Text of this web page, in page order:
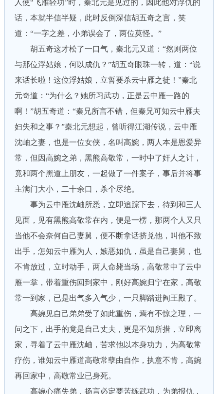
人使“飞雁轻功”时，秦北元是见过的，因此他对浮仇的
话，本就半信半疑，此时反倒深信胡五奇之言，笑
道：“一字之差，小弟误会了，两位莫怪。”
胡五奇这才松了一口气，秦北元又道：“然则两位
与那位浮姑娘，何以成仇？”胡五奇眼珠一转，道：“说
来话长啦！这位浮姑娘，立誓要杀云中雁之徒！”秦北
元奇道：“为什么？她所习武功，正是云中雁一路的
啊！”胡五奇道：“秦兄所言不错，但秦兄可知云中雁夫
妇失和之事？”秦北元想起，曾听得江湖传说，云中雁
沈岫之妻，也是一位女侠，名叫高婉，两人本是恩爱异
常，但因高婉之弟，黑熊高敬常，一时中了奸人之计，
竟和两个黑道上朋友，一起做了一件案子，事后并将事
主满门大小，二十余口，杀个尽绝。
事为云中雁沈岫所悉，立即追踪下去，待到和三人
见面，见有黑熊高敬常在内，便是一楞，那两个人又只
当他不会奈何自己妻舅，便不断拿话挤兑他，叫他不致
出手，怎知云中雁为人，嫉恶如仇，虽是自己妻舅，也
不肯放过，立时动手，两人命毙当场，高敬常中了云中
雁一掌，带着重伤回到家中，刚好高婉归宁在家，高敬
常一到家，已是出气多入气少，一只脚踏进阎王殿了。
高婉见自己弟弟受了如此重伤，焉有不惊之理，一
问之下，出手的竟是自己丈夫，更是不知所措，立即离
家，寻着了云中雁沈岫，苦求他以本身功力，为高敬常
疗伤，谁知云中雁道高敬常孽由自作，执意不肯，高婉
再回家中，高敬常业已身死。
高婉心痛失弟，扬言必定要苦练武功，为弟报仇，